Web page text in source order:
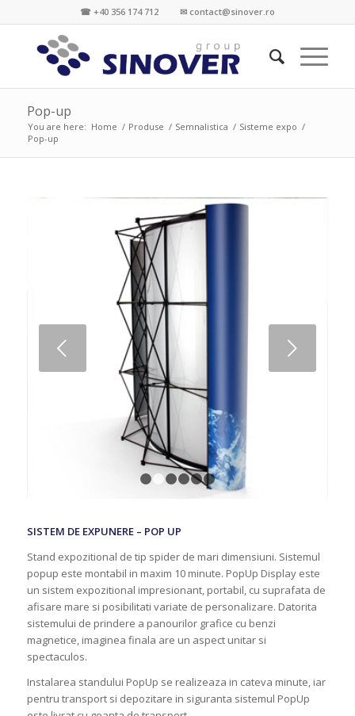
☎ +40 356 174 712 ✉ contact@sinover.ro
Pop-up
You are here: Home / Produse / Semnalistica / Sisteme expo /
Pop-up
Next
1 2
SISTEM DE EXPUNERE – POP UP
Stand expozitional de tip spider de mari dimensiuni. Sistemul
popup este montabil in maxim 10 minute. PopUp Display este
un sistem expozitional impresionant, portabil, cu suprafata de
afisare mare si posibilitati variate de personalizare. Datorita
sistemului de prindere a panourilor grafice cu benzi
magnetice, imaginea finala are un aspect unitar si
spectaculos.
Instalarea standului PopUp se realizeaza in cateva minute, iar
pentru transport si depozitare in siguranta sistemul PopUp